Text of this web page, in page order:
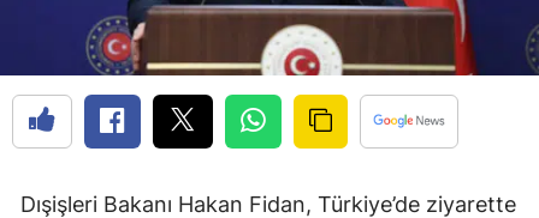
Dışişleri Bakanı Hakan Fidan, Türkiye’de ziyarette